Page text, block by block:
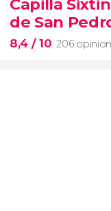
Capilla
de San
8,4 / 10 206